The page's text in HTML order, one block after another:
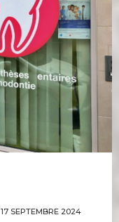
17 SEPTEMBRE 2024